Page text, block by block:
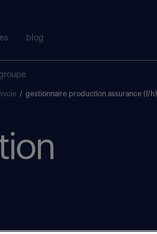
blog
/ gestionnaire production assurance (f/h)